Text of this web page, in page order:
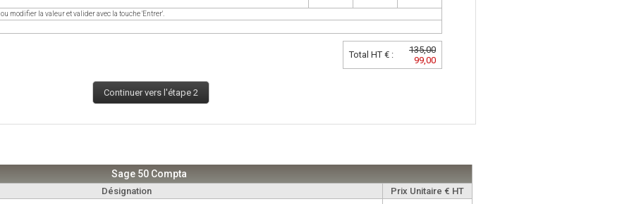
ou modifier la valeur et valider avec la touche 'Entrer'.
Total HT € :
135,00
99,00
Continuer vers l'étape 2
Sage 50 Compta
Désignation Prix Unitaire € HT